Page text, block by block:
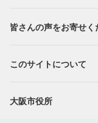
皆さんの声をお寄せく
このサイトについて
大阪市役所